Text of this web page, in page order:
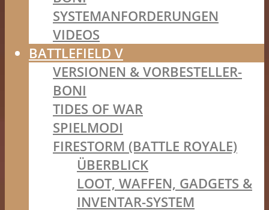
SYSTEMANFORDERUNGEN
VIDEOS
BATTLEFIELD V
VERSIONEN & VORBESTELLER-
BONI
TIDES OF WAR
SPIELMODI
FIRESTORM (BATTLE ROYALE)
ÜBERBLICK
LOOT, WAFFEN, GADGETS &
INVENTAR-SYSTEM